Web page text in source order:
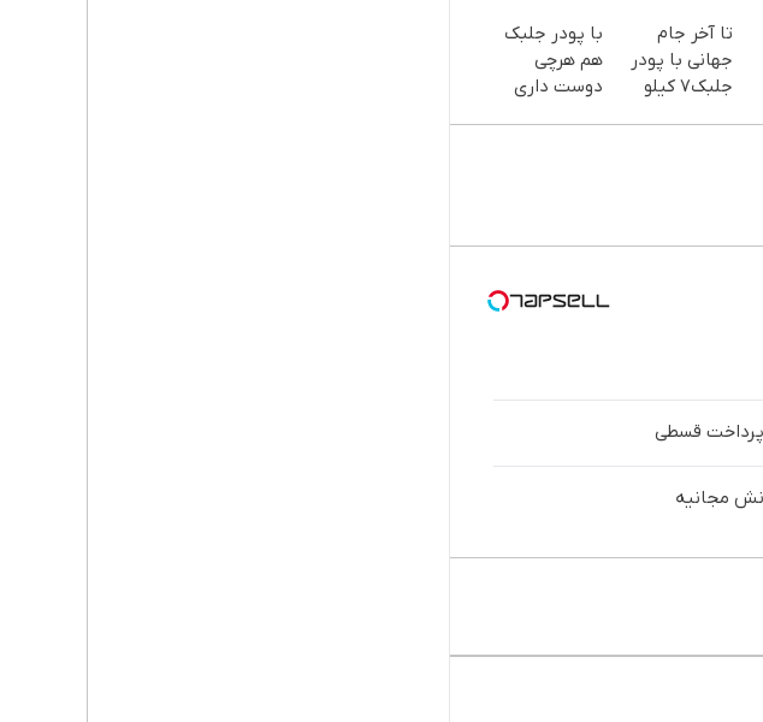
تا آخر جام
جهانی با پودر
جلبک7 کیلو
با پودر جلبک
هم هرچی
دوست داری
پرداخت قسطی
مجانیه